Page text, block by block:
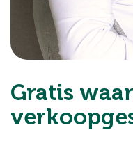
Gratis